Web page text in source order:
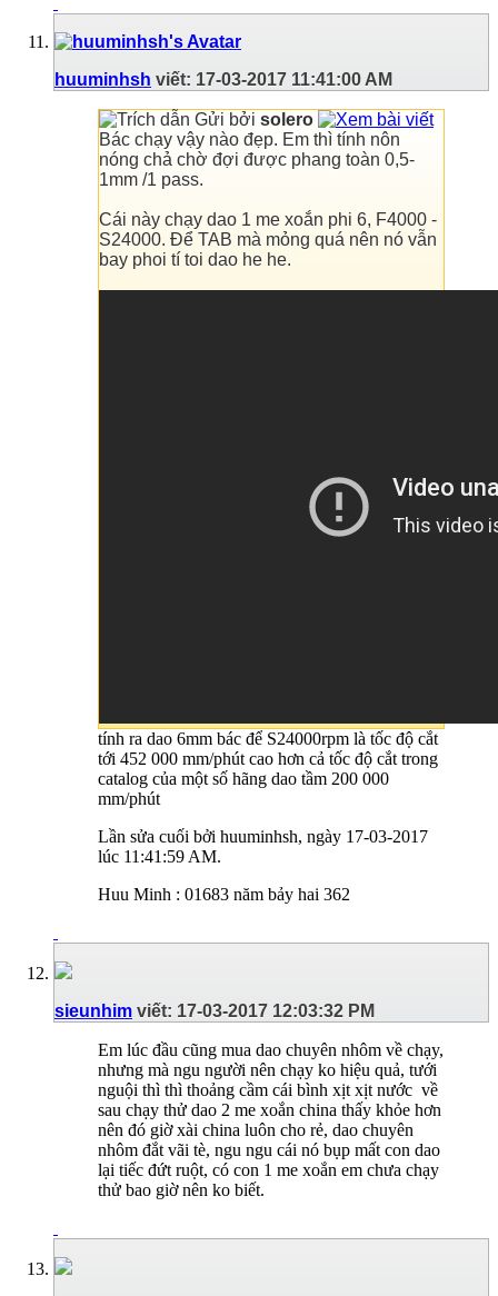
huuminhsh viết: 17-03-2017 11:41:00 AM
Gửi bởi solero
Bác chạy vậy nào đẹp. Em thì tính nôn
nóng chả chờ đợi được phang toàn 0,5-
1mm /1 pass.
Cái này chạy dao 1 me xoắn phi 6, F4000 -
S24000. Để TAB mà mỏng quá nên nó vẫn
bay phoi tí toi dao he he.
tính ra dao 6mm bác để S24000rpm là tốc độ cắt
tới 452 000 mm/phút cao hơn cả tốc độ cắt trong
catalog của một số hãng dao tầm 200 000
mm/phút
Lần sửa cuối bởi huuminhsh, ngày 17-03-2017
lúc 11:41:59 AM.
Huu Minh : 01683 năm bảy hai 362
sieunhim viết: 17-03-2017 12:03:32 PM
Em lúc đầu cũng mua dao chuyên nhôm về chạy,
nhưng mà ngu người nên chạy ko hiệu quả, tưới
nguội thì thì thoảng cầm cái bình xịt xịt nước về
sau chạy thử dao 2 me xoắn china thấy khỏe hơn
nên đó giờ xài china luôn cho rẻ, dao chuyên
nhôm đắt vãi tè, ngu ngu cái nó bụp mất con dao
lại tiếc đứt ruột, có con 1 me xoắn em chưa chạy
thử bao giờ nên ko biết.